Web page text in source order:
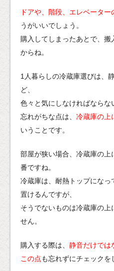
ドアや、階段、エレベーター
うがいいでしょう。
購入してしまったあとで、
からね。
1人暮らしの冷蔵庫選びは、
ど、
色々と気にしなければならな
忘れがちな点は、 冷蔵庫の上
いうことです。
部屋が狭い場合、冷蔵庫の
番ですね。
冷蔵庫は、耐熱トップにな
置けるんですが、
そうでないものは冷蔵庫の上
せん。
購入する際は、 静音だけでは
この点も忘れずにチェックを